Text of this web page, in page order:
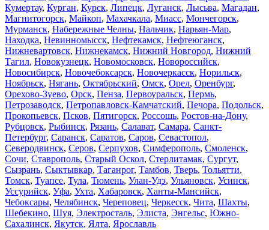
Кумертау, Курган, Курск, Липецк, Луганск, Лысьва, Магадан,
Магнитогорск, Майкоп, Махачкала, Миасс, Мончегорск,
Мурманск, Набережные Челны, Нальчик, Нарьян-Мар,
Находка, Невинномысск, Нефтекамск, Нефтеюганск,
Нижневартовск, Нижнекамск, Нижний Новгород, Нижний
Тагил, Новокузнецк, Новомосковск, Новороссийск,
Новосибирск, Новочебоксарск, Новочеркасск, Норильск,
Ноябрьск, Нягань, Октябрьский, Омск, Орел, Оренбург,
Орехово-Зуево, Орск, Пенза, Первоуральск, Пермь,
Петрозаводск, Петропавловск-Камчатский, Печора, Подольск,
Прокопьевск, Псков, Пятигорск, Россошь, Ростов-на-Дону,
Рубцовск, Рыбинск, Рязань, Салават, Самара, Санкт-
Петербург, Саранск, Саратов, Саров, Севастопол,
Северодвинск, Серов, Серпухов, Симферополь, Смоленск,
Сочи, Ставрополь, Старый Оскол, Стерлитамак, Сургут,
Сызрань, Сыктывкар, Таганрог, Тамбов, Тверь, Тольятти,
Томск, Туапсе, Тула, Тюмень, Улан-Удэ, Ульяновск, Усинск,
Уссурийск, Уфа, Ухта, Хабаровск, Ханты-Мансийск,
Чебоксары, Челябинск, Череповец, Черкесск, Чита, Шахты,
Шебекино, Шуя, Электросталь, Элиста, Энгельс, Южно-
Сахалинск, Якутск, Ялта, Ярославль